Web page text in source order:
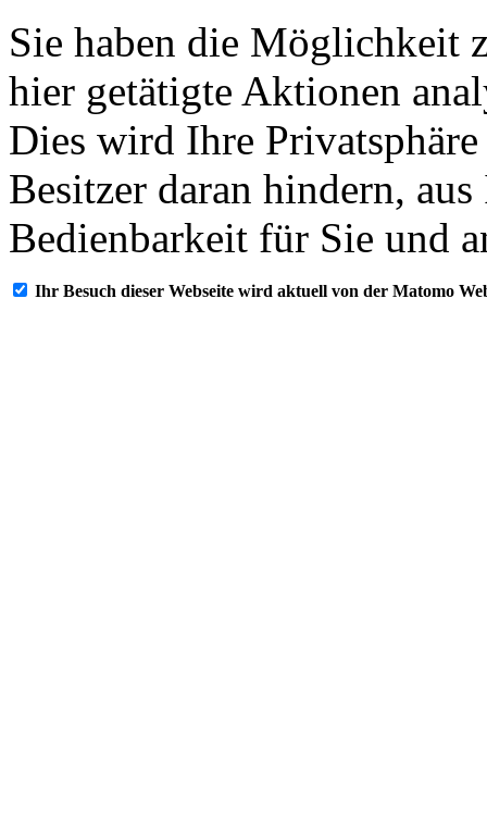
Sie haben die Möglichkeit
hier getätigte Aktionen
Dies wird Ihre
Besitzer daran hindern,
Bedienbarkeit für Sie und
Ihr Besuch dieser Webseite wird aktuell von der Matomo